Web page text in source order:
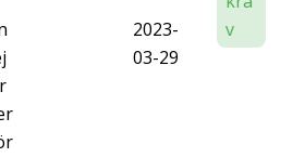
2023-
03-29
v